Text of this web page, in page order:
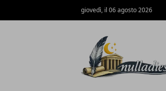
giovedì, il 06 agosto 2026